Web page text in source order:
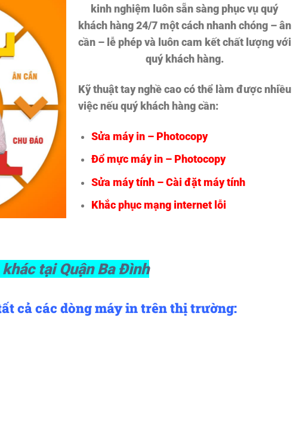
kinh nghiệm luôn sẵn sàng phục vụ quý
khách hàng 24/7 một cách nhanh chóng – ân
cần – lễ phép và luôn cam kết chất lượng với
quý khách hàng.
Kỹ thuật tay nghề cao có thể làm được nhiều
việc nếu quý khách hàng cần:
Sửa máy in – Photocopy
Đổ mực máy in – Photocopy
Sửa máy tính – Cài đặt máy tính
Khắc phục mạng internet lỗi
tại Quận Ba Đình
cả các dòng máy in trên thị trường: